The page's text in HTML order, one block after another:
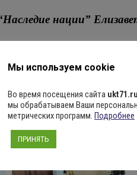
нации”
человек из 15
Нового года
Мы используем cookie
Во время посещения сайта ukt71.ru
мы обрабатываем Ваши
метрических программ. Подробнее
ПРИНЯТЬ